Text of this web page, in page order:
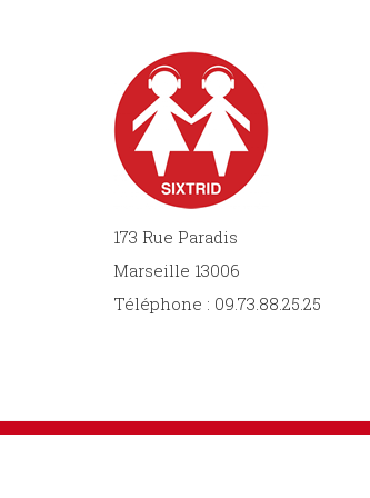
173 Rue Paradis
Marseille 13006
Téléphone : 09.73.88.25.25